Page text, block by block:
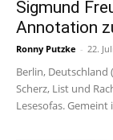
Sigmund
Annotation
Ronny Putzke - 22.
Berlin,
Scherz, List und
Lesesofas.